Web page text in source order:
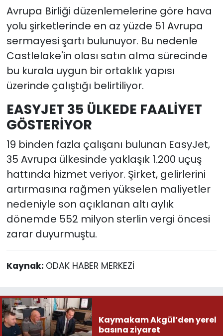
Avrupa Birliği düzenlemelerine göre hava
yolu şirketlerinde en az yüzde 51 Avrupa
sermayesi şartı bulunuyor. Bu nedenle
Castlelake'in olası satın alma sürecinde
bu kurala uygun bir ortaklık yapısı
üzerinde çalıştığı belirtiliyor.
EASYJET 35 ÜLKEDE FAALİYET
GÖSTERİYOR
19 binden fazla çalışanı bulunan EasyJet,
35 Avrupa ülkesinde yaklaşık 1.200 uçuş
hattında hizmet veriyor. Şirket, gelirlerini
artırmasına rağmen yükselen maliyetler
nedeniyle son açıklanan altı aylık
dönemde 552 milyon sterlin vergi öncesi
zarar duyurmuştu.
Kaynak: ODAK HABER MERKEZİ
Kaymakam Akgül’den yerel
basına ziyaret